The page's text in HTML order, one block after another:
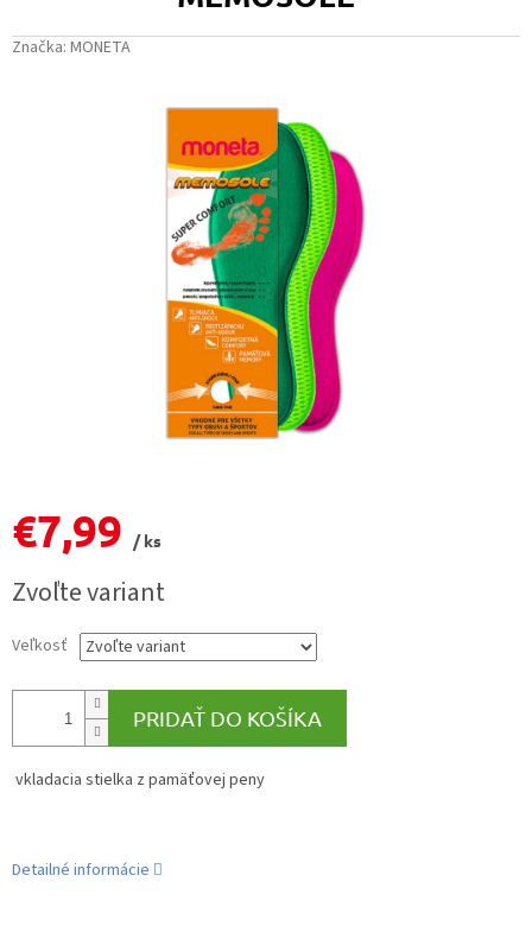
Značka: MONETA
€7,99
/ ks
cena:
Zvoľte variant
Veľkosť
PRIDAŤ DO KOŠÍKA
vkladacia stielka z pamäťovej peny
Detailné informácie